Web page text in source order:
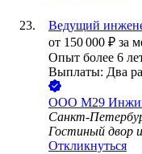
Ведущий
от 150 000 ₽ за
Опыт более 6
Выплаты: Два
ООО М29
Санкт-
Гостиный двор
Откликнуться